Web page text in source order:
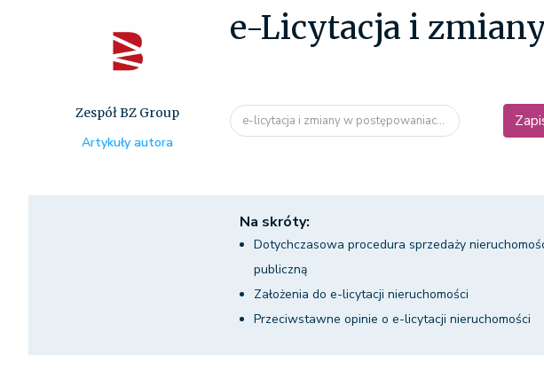
e-Licytacja i
e-licytacja i zmiany w postępowaniac...
Zespół BZ Group
Artykuły autora
Na skróty:
Dotychczasowa procedura sprzedaży
publiczną
Założenia do e-licytacji nieruchomości
Przeciwstawne opinie o e-licytacji nieruchomości